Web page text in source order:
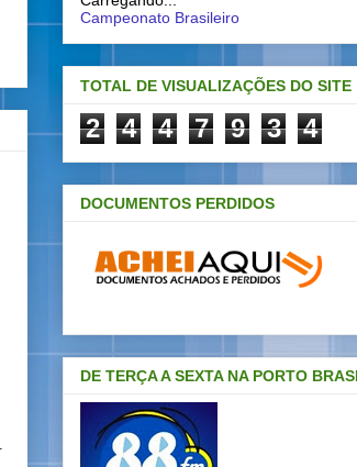
Campeonato Brasileiro
TOTAL DE VISUALIZAÇÕES DO SITE
2 4 4 7 9 3 4
DOCUMENTOS PERDIDOS
DE TERÇA A SEXTA NA PORTO